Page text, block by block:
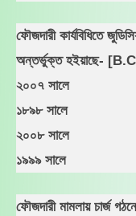
ফৌজদারী কার্যবিধিতে
অন্তর্ভুক্ত হইয়াছে-
২০০৭ সালে
১৮৯৮ সালে
২০০৮ সালে
১৯৯৯ সালে
ফৌজদারী মামলায় চার্জ